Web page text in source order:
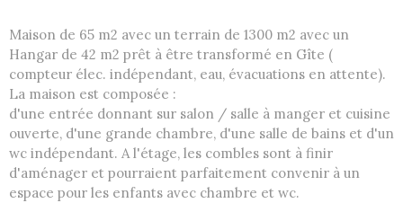
Maison de 65 m2 avec un terrain de 1300 m2 avec un
Hangar de 42 m2 prêt à être transformé en Gîte (
compteur élec. indépendant, eau, évacuations en attente).
La maison est composée :
d'une entrée donnant sur salon / salle à manger et cuisine
ouverte, d'une grande chambre, d'une salle de bains et d'un
wc indépendant. A l'étage, les combles sont à finir
d'aménager et pourraient parfaitement convenir à un
espace pour les enfants avec chambre et wc.